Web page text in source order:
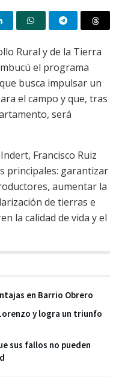
Rural y de la Tierra
el programa
busca impulsar un
el campo y que, tras
será
Francisco Ruiz
principales: garantizar
aumentar la
de tierras e
la calidad de vida y el
en Barrio Obrero
y logra un triunfo
sus fallos no pueden